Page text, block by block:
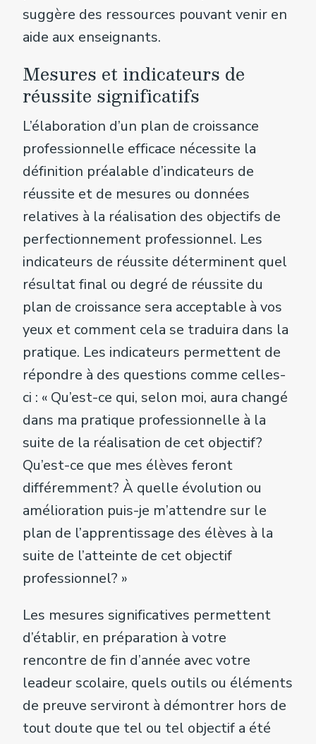
suggère des ressources pouvant venir en
aide aux enseignants.
Mesures et indicateurs de
réussite significatifs
L’élaboration d’un plan de croissance
professionnelle efficace nécessite la
définition préalable d’indicateurs de
réussite et de mesures ou données
relatives à la réalisation des objectifs de
perfectionnement professionnel. Les
indicateurs de réussite déterminent quel
résultat final ou degré de réussite du
plan de croissance sera acceptable à vos
yeux et comment cela se traduira dans la
pratique. Les indicateurs permettent de
répondre à des questions comme celles-
ci : « Qu’est-ce qui, selon moi, aura changé
dans ma pratique professionnelle à la
suite de la réalisation de cet objectif?
Qu’est-ce que mes élèves feront
différemment? À quelle évolution ou
amélioration puis-je m’attendre sur le
plan de l’apprentissage des élèves à la
suite de l’atteinte de cet objectif
professionnel? »
Les mesures significatives permettent
d’établir, en préparation à votre
rencontre de fin d’année avec votre
leadeur scolaire, quels outils ou éléments
de preuve serviront à démontrer hors de
tout doute que tel ou tel objectif a été